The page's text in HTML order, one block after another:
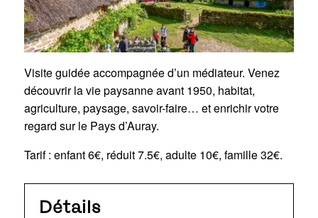
Visite guidée accompagnée d’un médiateur. Venez
découvrir la vie paysanne avant 1950, habitat,
agriculture, paysage, savoir-faire… et enrichir votre
regard sur le Pays d’Auray.
Tarif : enfant 6€, réduit 7.5€, adulte 10€, famille 32€.
Détails